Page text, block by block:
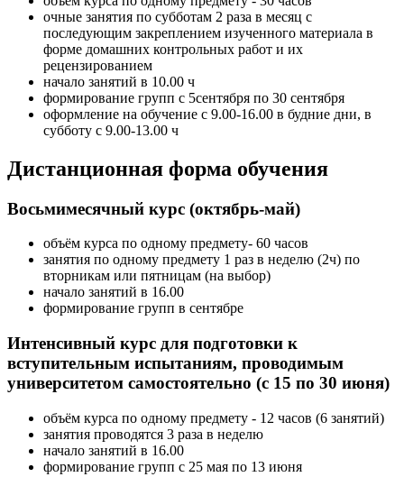
очные занятия по субботам 2 раза в месяц с
последующим закреплением изученного материала в
форме домашних контрольных работ и их
рецензированием
начало занятий в 10.00 ч
формирование групп с 5сентября по 30 сентября
оформление на обучение с 9.00-16.00 в будние дни, в
субботу с 9.00-13.00 ч
Дистанционная форма обучения
Восьмимесячный курс (октябрь-май)
объём курса по одному предмету- 60 часов
занятия по одному предмету 1 раз в неделю (2ч) по
вторникам или пятницам (на выбор)
начало занятий в 16.00
формирование групп в сентябре
Интенсивный курс для подготовки к
вступительным испытаниям, проводимым
университетом самостоятельно (с 15 по 30 июня)
объём курса по одному предмету - 12 часов (6 занятий)
занятия проводятся 3 раза в неделю
начало занятий в 16.00
формирование групп с 25 мая по 13 июня